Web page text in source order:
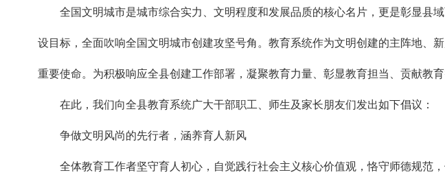
全国文明城市是城市综合实力、文明程度和发展品质的核心名片，更是彰显县
设目标，全面吹响全国文明城市创建攻坚号角。教育系统作为文明创建的主阵地、
重要使命。为积极响应全县创建工作部署，凝聚教育力量、彰显教育担当、贡献教育
在此，我们向全县教育系统广大干部职工、师生及家长朋友们发出如下倡议：
争做文明风尚的先行者，涵养育人新风
全体教育工作者坚守育人初心，自觉践行社会主义核心价值观，恪守师德规范